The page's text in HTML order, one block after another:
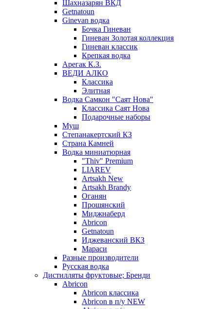
Шахназарян ВКД
Getnatoun
Ginevan водка
Бочка Гиневан
Гиневан Золотая коллекция
Гиневан классик
Крепкая водка
Арегак К.З.
ВЕДИ АЛКО
Классика
Элитная
Водка Самкон "Саят Нова"
Классика Саят Нова
Подарочные наборы
Муш
Степанакертский КЗ
Страна Камней
Водка миниатюрная
"Thiv" Premium
LIAREV
Artsakh New
Artsakh Brandy
Оганян
Прошянский
Миджнаберд
Abricon
Getnatoun
Иджеванский ВКЗ
Мараси
Разные производители
Русская водка
Дистилляты фруктовые; Бренди
Abricon
Abricon классика
Abricon в п/у NEW